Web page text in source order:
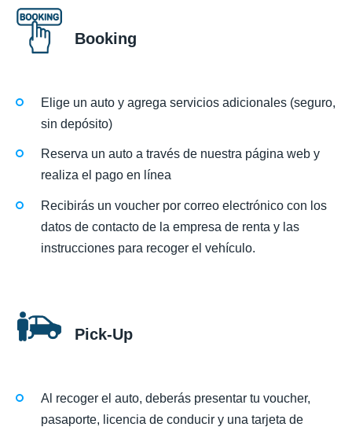
Booking
Elige un auto y agrega servicios adicionales (seguro,
sin depósito)
Reserva un auto a través de nuestra página web y
realiza el pago en línea
Recibirás un voucher por correo electrónico con los
datos de contacto de la empresa de renta y las
instrucciones para recoger el vehículo.
Pick-Up
Al recoger el auto, deberás presentar tu voucher,
pasaporte, licencia de conducir y una tarjeta de